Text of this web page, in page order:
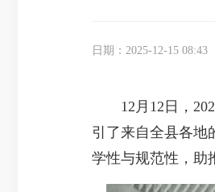
日期：2025-12-15 08:43
12月12日，2025
引了来自全县各地
学性与规范性，助